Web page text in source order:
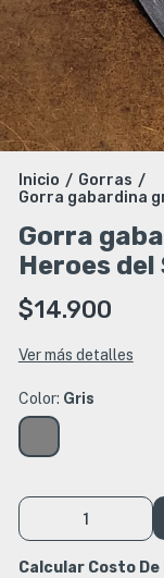
Inicio / Gorras /
Gorra gabardina
Gorra
Heroes
$14.900
Ver más detalles
Color: Gris
Calcular Costo De